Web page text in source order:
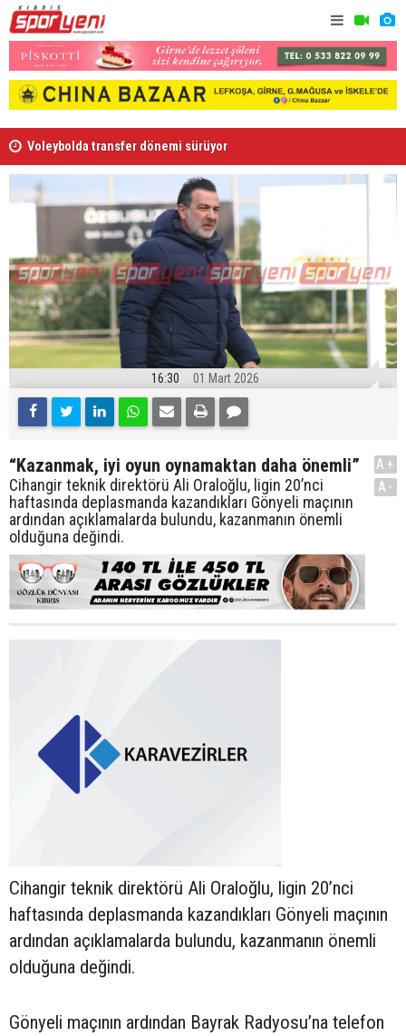
Voleybolda transfer dönemi sürüyor
16:30 01 Mart 2026
“Kazanmak, iyi oyun oynamaktan daha önemli”
Cihangir teknik direktörü Ali Oraloğlu, ligin 20’nci
haftasında deplasmanda kazandıkları Gönyeli maçının
ardından açıklamalarda bulundu, kazanmanın önemli
olduğuna değindi.
A+
A-
Cihangir teknik direktörü Ali Oraloğlu, ligin 20’nci
haftasında deplasmanda kazandıkları Gönyeli maçının
ardından açıklamalarda bulundu, kazanmanın önemli
olduğuna değindi.
Gönyeli maçının ardından Bayrak Radyosu’na telefon